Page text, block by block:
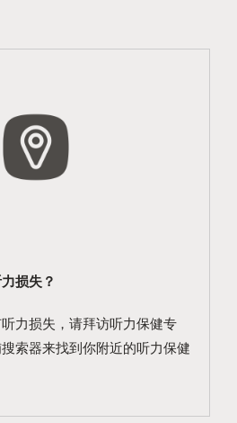
损失？
力损失，请拜访听力保健专
索器来找到你附近的听力保健